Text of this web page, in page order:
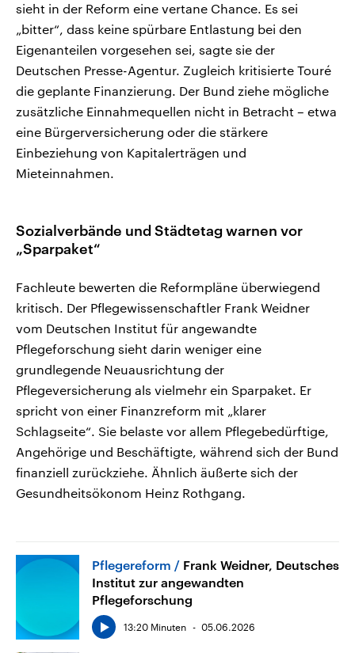
sieht in der Reform eine vertane Chance. Es sei
„bitter“, dass keine spürbare Entlastung bei den
Eigenanteilen vorgesehen sei, sagte sie der
Deutschen Presse-Agentur. Zugleich kritisierte Touré
die geplante Finanzierung. Der Bund ziehe mögliche
zusätzliche Einnahmequellen nicht in Betracht – etwa
eine Bürgerversicherung oder die stärkere
Einbeziehung von Kapitalerträgen und
Mieteinnahmen.
Sozialverbände und Städtetag warnen vor
„Sparpaket“
Fachleute bewerten die Reformpläne überwiegend
kritisch. Der Pflegewissenschaftler Frank Weidner
vom Deutschen Institut für angewandte
Pflegeforschung sieht darin weniger eine
grundlegende Neuausrichtung der
Pflegeversicherung als vielmehr ein Sparpaket. Er
spricht von einer Finanzreform mit „klarer
Schlagseite“. Sie belaste vor allem Pflegebedürftige,
Angehörige und Beschäftigte, während sich der Bund
finanziell zurückziehe. Ähnlich äußerte sich der
Gesundheitsökonom Heinz Rothgang.
Pflegereform
Frank Weidner, Deutsches
Institut zur angewandten
Pflegeforschung
13:20 Minuten 05.06.2026